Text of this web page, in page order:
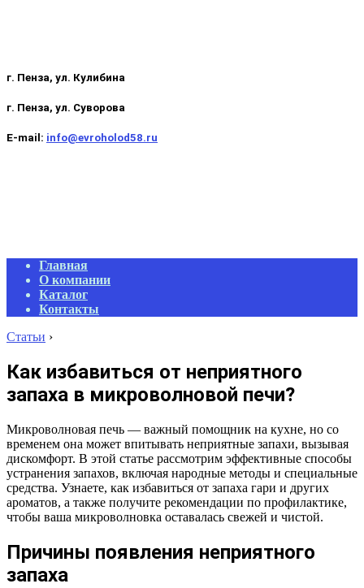
г. Пенза, ул. Кулибина
г. Пенза, ул. Суворова
E-mail: info@evroholod58.ru
Primary
Navigation
Menu
Главная
О компании
Каталог
Контакты
Статьи ›
Как избавиться от неприятного
запаха в микроволновой печи?
Микроволновая печь — важный помощник на кухне, но со
временем она может впитывать неприятные запахи, вызывая
дискомфорт. В этой статье рассмотрим эффективные способы
устранения запахов, включая народные методы и специальные
средства. Узнаете, как избавиться от запаха гари и других
ароматов, а также получите рекомендации по профилактике,
чтобы ваша микроволновка оставалась свежей и чистой.
Причины появления неприятного
запаха